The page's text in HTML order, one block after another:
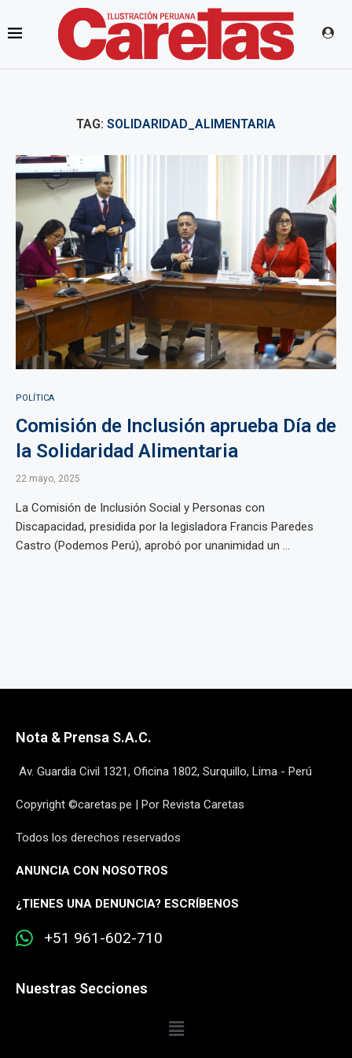
TAG: SOLIDARIDAD_ALIMENTARIA
POLÍTICA
Comisión de Inclusión aprueba Día de
la Solidaridad Alimentaria
22 mayo, 2025
La Comisión de Inclusión Social y Personas con
Discapacidad, presidida por la legisladora Francis Paredes
Castro (Podemos Perú), aprobó por unanimidad un ...
Nota & Prensa S.A.C.
Av. Guardia Civil 1321, Oficina 1802, Surquillo, Lima - Perú
Copyright ©caretas.pe | Por Revista Caretas
Todos los derechos reservados
ANUNCIA CON NOSOTROS
¿TIENES UNA DENUNCIA? ESCRÍBENOS
+51 961-602-710
Nuestras Secciones